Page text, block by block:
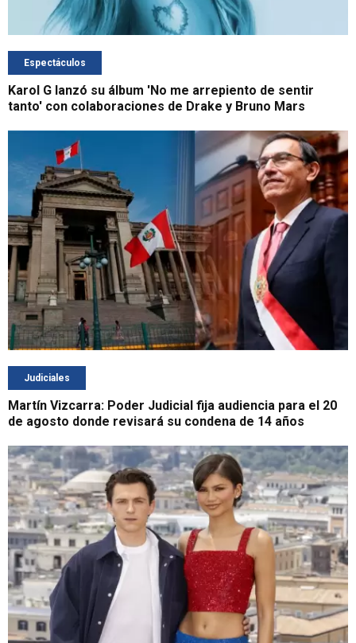
Espectáculos
Karol G lanzó su álbum 'No me arrepiento de sentir
tanto' con colaboraciones de Drake y Bruno Mars
Judiciales
Martín Vizcarra: Poder Judicial fija audiencia para el 20
de agosto donde revisará su condena de 14 años